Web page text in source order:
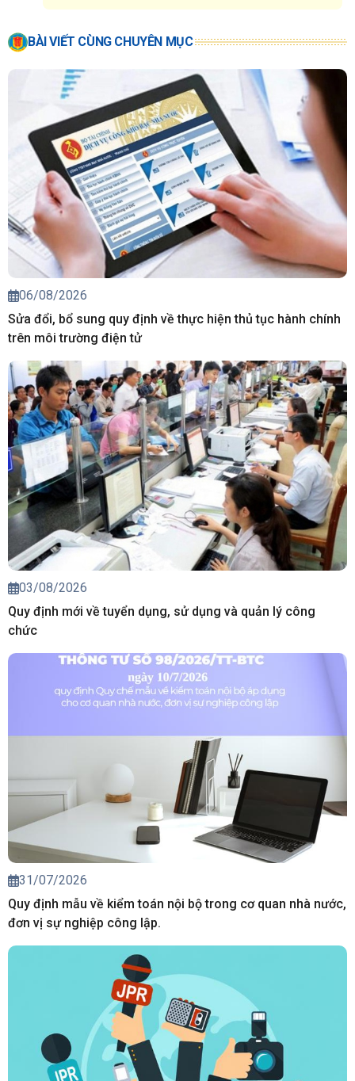
BÀI VIẾT CÙNG CHUYÊN MỤC
06/08/2026
Sửa đổi, bổ sung quy định về thực hiện thủ tục hành chính
trên môi trường điện tử
03/08/2026
Quy định mới về tuyển dụng, sử dụng và quản lý công
chức
31/07/2026
Quy định mẫu về kiểm toán nội bộ trong cơ quan nhà nước,
đơn vị sự nghiệp công lập.